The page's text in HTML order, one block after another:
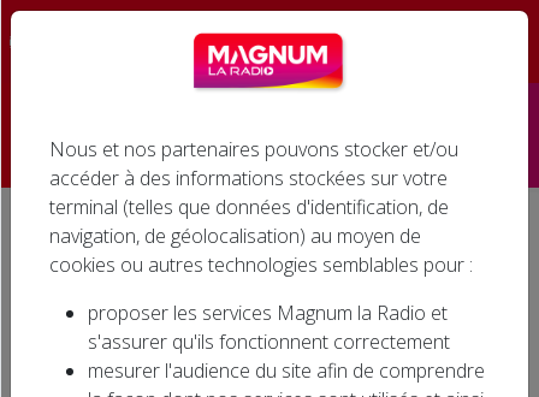
Accueil
Émissions
Infos
Nous et nos partenaires pouvons stocker et/ou
accéder à des informations stockées sur votre
terminal (telles que données d'identification, de
navigation, de géolocalisation) au moyen de
cookies ou autres technologies semblables pour :
proposer les services Magnum la Radio et
s'assurer qu'ils fonctionnent correctement
mesurer l'audience du site afin de comprendre
Accueil Agenda associatif
AGENDA ASSOCIATIF